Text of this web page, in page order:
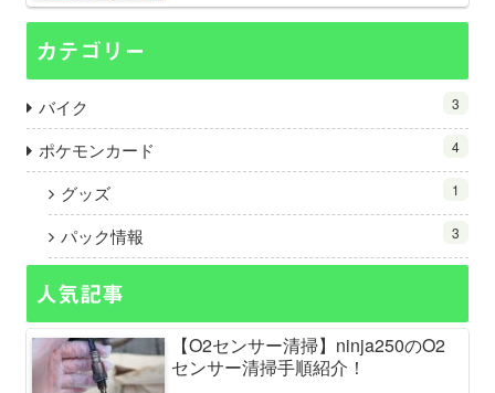
カテゴリー
バイク 3
ポケモンカード 4
グッズ 1
パック情報 3
人気記事
【O2センサー清掃】ninja250のO2
センサー清掃手順紹介！